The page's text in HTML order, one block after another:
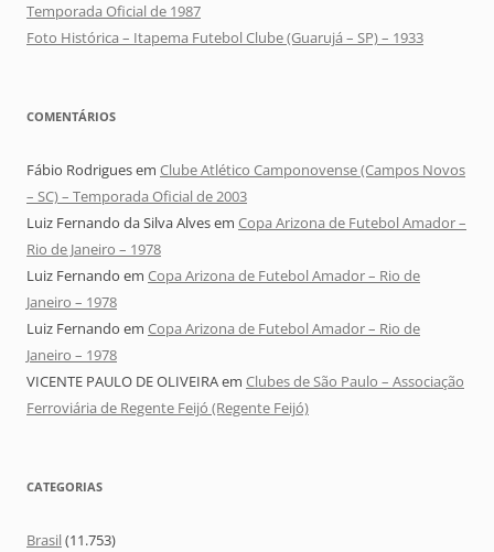
Temporada Oficial de 1987
Foto Histórica – Itapema Futebol Clube (Guarujá – SP) – 1933
COMENTÁRIOS
Fábio Rodriguesem Clube Atlético Camponovense (Campos Novos
– SC) – Temporada Oficial de 2003
Luiz Fernando da Silva Alvesem Copa Arizona de Futebol Amador –
Rio de Janeiro – 1978
Luiz Fernando em Copa Arizona de Futebol Amador – Rio de
Janeiro – 1978
Luiz Fernando em Copa Arizona de Futebol Amador – Rio de
Janeiro – 1978
VICENTE PAULO DE OLIVEIRAem Clubes de São Paulo – Associação
Ferroviária de Regente Feijó (Regente Feijó)
CATEGORIAS
Brasil(11.753)